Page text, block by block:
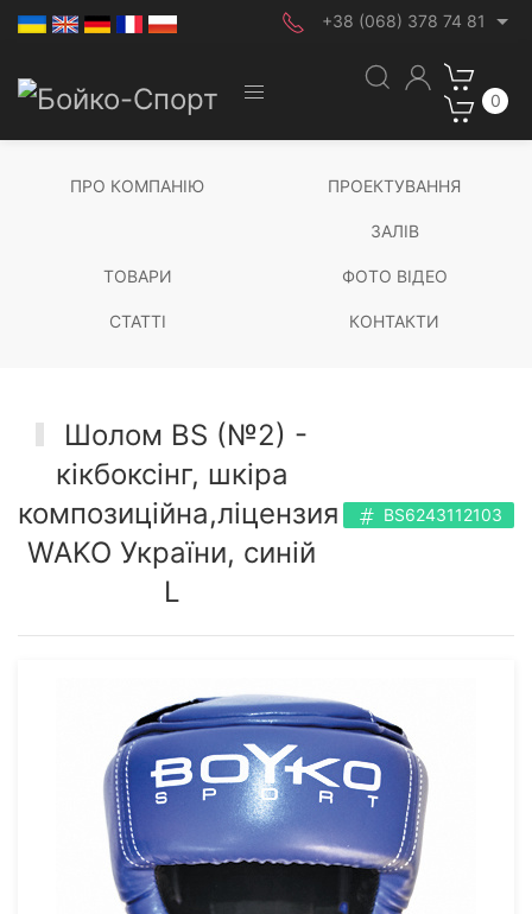
+38 (068) 378 74 81
0
ПРО КОМПАНІЮ ПРОЕКТУВАННЯ
ЗАЛІВ
ТОВАРИ ФОТО ВІДЕО
СТАТТІ КОНТАКТИ
Шолом BS (№2) -
кікбоксінг, шкіра
композиційна,ліцензия
WAKO України, синій
L
BS6243112103